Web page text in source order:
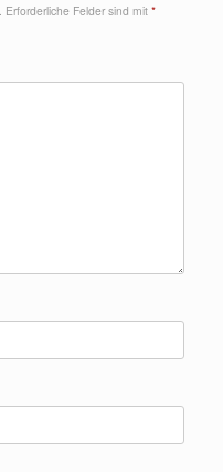
Erforderliche Felder sind mit *